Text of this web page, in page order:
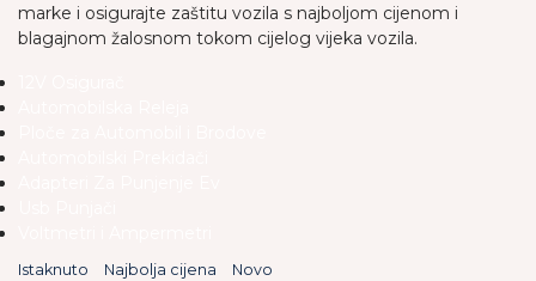
marke i osigurajte zaštitu vozila s najboljom cijenom i
blagajnom žalosnom tokom cijelog vijeka vozila.
Istaknuto Najbolja cijena Novo